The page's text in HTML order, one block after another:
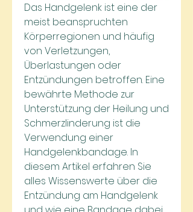
Das Handgelenk ist eine der
meist beanspruchten
Körperregionen und häufig
von Verletzungen,
Überlastungen oder
Entzündungen betroffen. Eine
bewährte Methode zur
Unterstützung der Heilung und
Schmerzlinderung ist die
Verwendung einer
Handgelenkbandage. In
diesem Artikel erfahren Sie
alles Wissenswerte über die
Entzündung am Handgelenk